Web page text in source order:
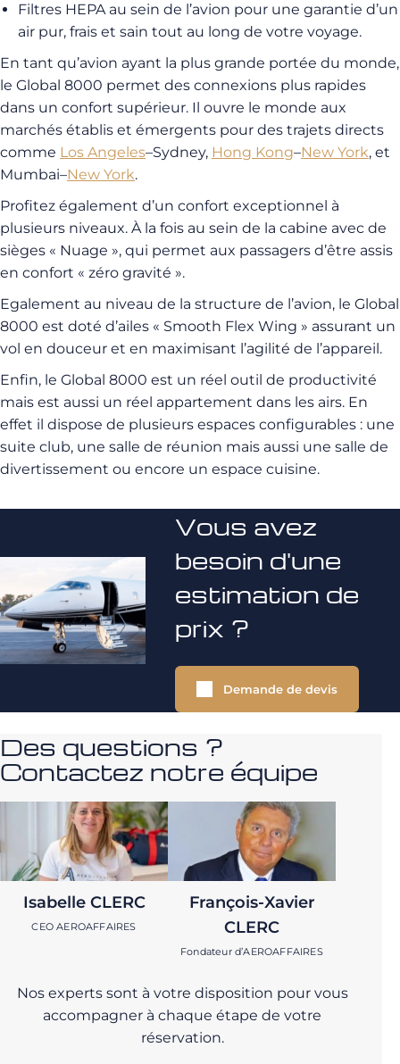
Filtres HEPA au sein de l’avion pour une garantie d’un
air pur, frais et sain tout au long de votre voyage.
En tant qu’avion ayant la plus grande portée du monde,
le Global 8000 permet des connexions plus rapides
dans un confort supérieur. Il ouvre le monde aux
marchés établis et émergents pour des trajets directs
comme Los Angeles–Sydney, Hong Kong–New York, et
Mumbai–New York.
Profitez également d’un confort exceptionnel à
plusieurs niveaux. À la fois au sein de la cabine avec de
sièges « Nuage », qui permet aux passagers d’être assis
en confort « zéro gravité ».
Egalement au niveau de la structure de l’avion, le Global
8000 est doté d’ailes « Smooth Flex Wing » assurant un
vol en douceur et en maximisant l’agilité de l’appareil.
Enfin, le Global 8000 est un réel outil de productivité
mais est aussi un réel appartement dans les airs. En
effet il dispose de plusieurs espaces configurables : une
suite club, une salle de réunion mais aussi une salle de
divertissement ou encore un espace cuisine.
Vous avez
besoin d'une
estimation de
prix ?
Demande de devis
Des questions ?
Contactez notre équipe
Isabelle CLERC
CEO AEROAFFAIRES
François-Xavier
CLERC
Fondateur d’AEROAFFAIRES
Nos experts sont à votre disposition pour vous
accompagner à chaque étape de votre
réservation.